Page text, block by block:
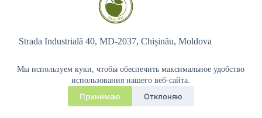
Мы используем куки, чтобы обеспечить максимальное удобство
использования нашего веб-сайта.
Принимаю Отклоняю
Strada Industrială 40, MD-2037, Chișinău, Moldova